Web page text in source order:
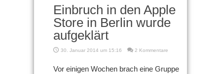
Einbruch in den Apple
Store in Berlin wurde
aufgeklärt
30. Januar 2014 um 15:16 2 Kommentare
Vor einigen Wochen brach eine Gruppe